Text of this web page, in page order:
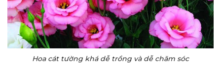
Hoa cát tường khá dễ trồng và dễ chăm sóc